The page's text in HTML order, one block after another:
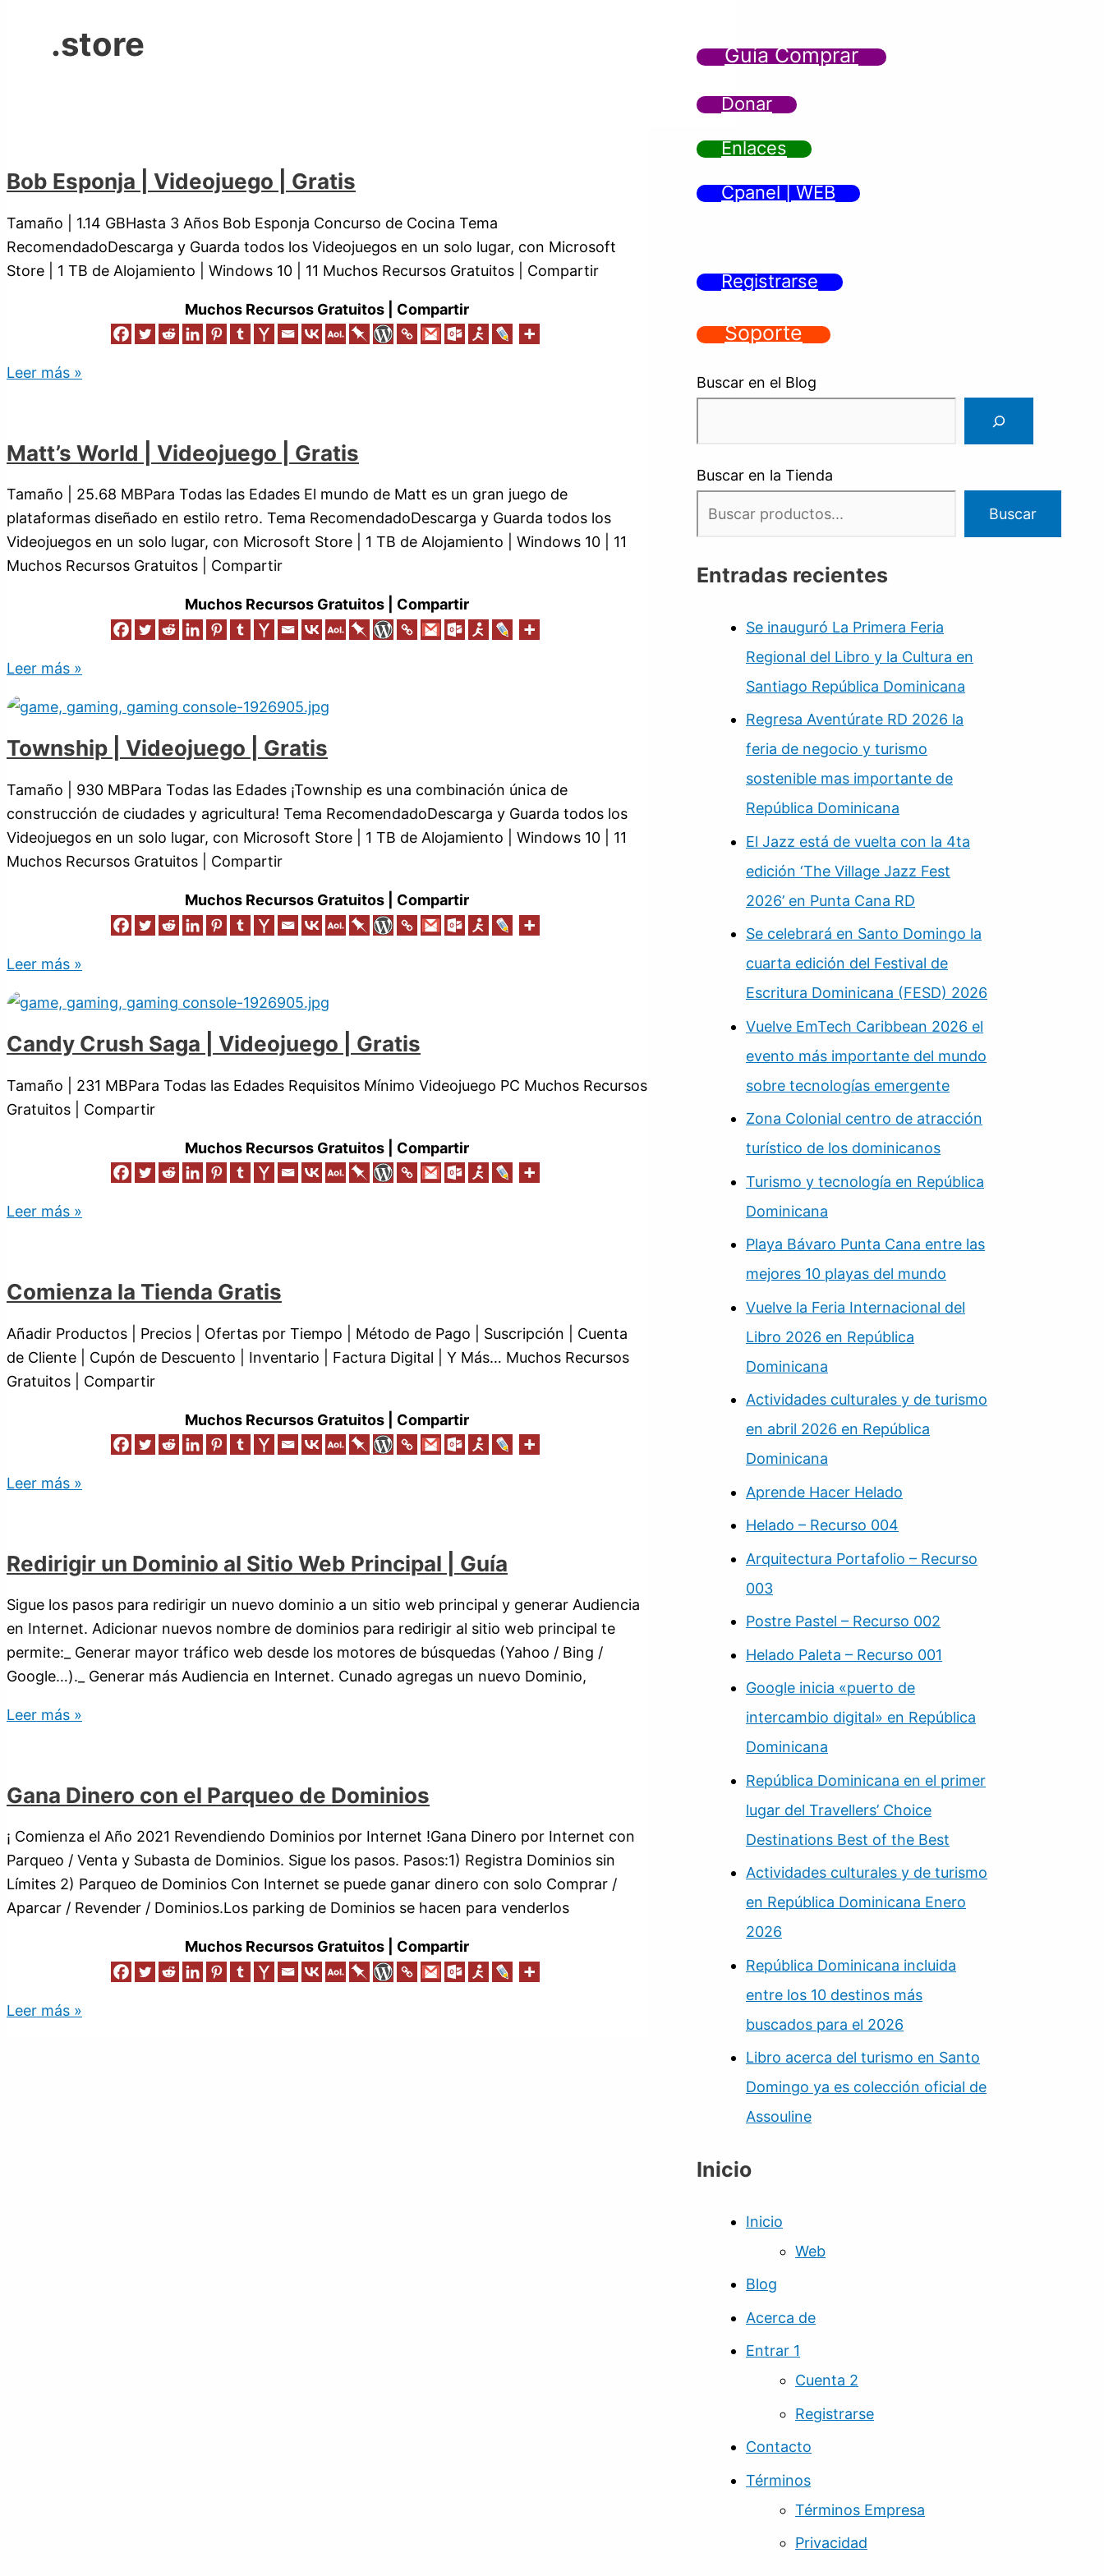
.store
Bob Esponja | Videojuego | Gratis
Tamaño | 1.14 GBHasta 3 Años Bob Esponja Concurso de Cocina Tema
RecomendadoDescarga y Guarda todos los Videojuegos en un solo lugar, con Microsoft
Store | 1 TB de Alojamiento | Windows 10 | 11 Muchos Recursos Gratuitos | Compartir
Muchos Recursos Gratuitos | Compartir
Leer más »
Matt’s World | Videojuego | Gratis
Tamaño | 25.68 MBPara Todas las Edades El mundo de Matt es un gran juego de
plataformas diseñado en estilo retro. Tema RecomendadoDescarga y Guarda todos los
Videojuegos en un solo lugar, con Microsoft Store | 1 TB de Alojamiento | Windows 10 | 11
Muchos Recursos Gratuitos | Compartir
Muchos Recursos Gratuitos | Compartir
Leer más »
Township | Videojuego | Gratis
Tamaño | 930 MBPara Todas las Edades ¡Township es una combinación única de
construcción de ciudades y agricultura! Tema RecomendadoDescarga y Guarda todos los
Videojuegos en un solo lugar, con Microsoft Store | 1 TB de Alojamiento | Windows 10 | 11
Muchos Recursos Gratuitos | Compartir
Muchos Recursos Gratuitos | Compartir
Leer más »
Candy Crush Saga | Videojuego | Gratis
Tamaño | 231 MBPara Todas las Edades Requisitos Mínimo Videojuego PC Muchos Recursos
Gratuitos | Compartir
Muchos Recursos Gratuitos | Compartir
Leer más »
Comienza la Tienda Gratis
Añadir Productos | Precios | Ofertas por Tiempo | Método de Pago | Suscripción | Cuenta
de Cliente | Cupón de Descuento | Inventario | Factura Digital | Y Más… Muchos Recursos
Gratuitos | Compartir
Muchos Recursos Gratuitos | Compartir
Leer más »
Redirigir un Dominio al Sitio Web Principal | Guía
Sigue los pasos para redirigir un nuevo dominio a un sitio web principal y generar Audiencia
en Internet. Adicionar nuevos nombre de dominios para redirigir al sitio web principal te
permite:_ Generar mayor tráfico web desde los motores de búsquedas (Yahoo / Bing /
Google…)._ Generar más Audiencia en Internet. Cunado agregas un nuevo Dominio,
Leer más »
Gana Dinero con el Parqueo de Dominios
¡ Comienza el Año 2021 Revendiendo Dominios por Internet !Gana Dinero por Internet con
Parqueo / Venta y Subasta de Dominios. Sigue los pasos. Pasos:1) Registra Dominios sin
Límites 2) Parqueo de Dominios Con Internet se puede ganar dinero con solo Comprar /
Aparcar / Revender / Dominios.Los parking de Dominios se hacen para venderlos
Muchos Recursos Gratuitos | Compartir
Leer más »
Guía Comprar
Donar
Enlaces
Cpanel | WEB
Registrarse
Soporte
Buscar en el Blog
Buscar en la Tienda
Buscar
Entradas recientes
Se inauguró La Primera Feria
Regional del Libro y la Cultura en
Santiago República Dominicana
Regresa Aventúrate RD 2026 la
feria de negocio y turismo
sostenible mas importante de
República Dominicana
El Jazz está de vuelta con la 4ta
edición ‘The Village Jazz Fest
2026’ en Punta Cana RD
Se celebrará en Santo Domingo la
cuarta edición del Festival de
Escritura Dominicana (FESD) 2026
Vuelve EmTech Caribbean 2026 el
evento más importante del mundo
sobre tecnologías emergente
Zona Colonial centro de atracción
turístico de los dominicanos
Turismo y tecnología en República
Dominicana
Playa Bávaro Punta Cana entre las
mejores 10 playas del mundo
Vuelve la Feria Internacional del
Libro 2026 en República
Dominicana
Actividades culturales y de turismo
en abril 2026 en República
Dominicana
Aprende Hacer Helado
Helado – Recurso 004
Arquitectura Portafolio – Recurso
003
Postre Pastel – Recurso 002
Helado Paleta – Recurso 001
Google inicia «puerto de
intercambio digital» en República
Dominicana
República Dominicana en el primer
lugar del Travellers’ Choice
Destinations Best of the Best
Actividades culturales y de turismo
en República Dominicana Enero
2026
República Dominicana incluida
entre los 10 destinos más
buscados para el 2026
Libro acerca del turismo en Santo
Domingo ya es colección oficial de
Assouline
Inicio
Inicio
Web
Blog
Acerca de
Entrar 1
Cuenta 2
Registrarse
Contacto
Términos
Términos Empresa
Privacidad